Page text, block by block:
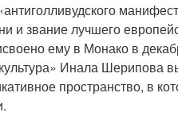
и звание лучшего
ему в Монако в
Инала Шерипова
пространство, в